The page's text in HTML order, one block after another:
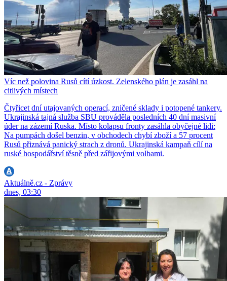
Víc než polovina Rusů cítí úzkost. Zelenského plán je zasáhl na
citlivých místech
Čtyřicet dní utajovaných operací, zničené sklady i potopené tankery.
Ukrajinská tajná služba SBU prováděla posledních 40 dní masivní
úder na zázemí Ruska. Místo kolapsu fronty zasáhla obyčejné lidi:
Na pumpách došel benzin, v obchodech chybí zboží a 57 procent
Rusů přiznává panický strach z dronů. Ukrajinská kampaň cílí na
ruské hospodářství těsně před zářijovými volbami.
Aktuálně.cz - Zprávy
dnes, 03:30